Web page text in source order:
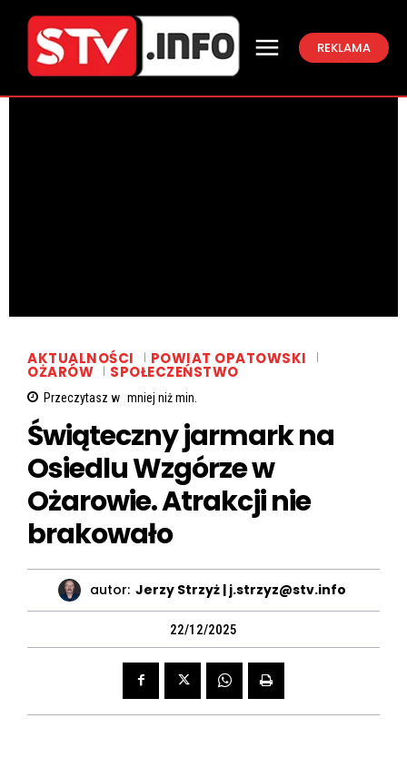
REKLAMA
AKTUALNOŚCI POWIAT OPATOWSKI
OŻARÓW SPOŁECZEŃSTWO
Przeczytasz w mniej niżmin.
Świąteczny jarmark na
Osiedlu Wzgórze w
Ożarowie. Atrakcji nie
brakowało
autor: Jerzy Strzyż | j.strzyz@stv.info
22/12/2025